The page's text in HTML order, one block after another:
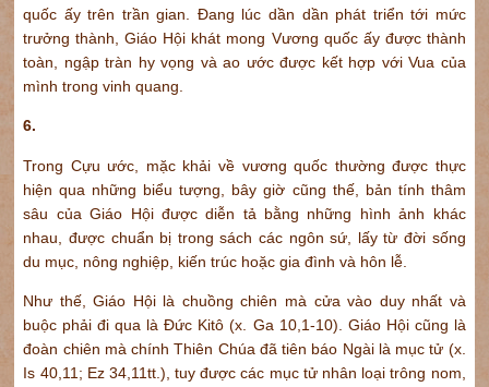
quốc ấy trên trần gian. Đang lúc dần dần phát triển tới mức
trưởng thành, Giáo Hội khát mong Vương quốc ấy được thành
toàn, ngập tràn hy vọng và ao ước được kết hợp với Vua của
mình trong vinh quang.
6.
Trong Cựu ước, mặc khải về vương quốc thường được thực
hiện qua những biểu tượng, bây giờ cũng thế, bản tính thâm
sâu của Giáo Hội được diễn tả bằng những hình ảnh khác
nhau, được chuẩn bị trong sách các ngôn sứ, lấy từ đời sống
du mục, nông nghiệp, kiến trúc hoặc gia đình và hôn lễ.
Như thế, Giáo Hội là chuồng chiên mà cửa vào duy nhất và
buộc phải đi qua là Đức Kitô (x. Ga 10,1-10). Giáo Hội cũng là
đoàn chiên mà chính Thiên Chúa đã tiên báo Ngài là mục tử (x.
Is 40,11; Ez 34,11tt.), tuy được các mục tử nhân loại trông nom,